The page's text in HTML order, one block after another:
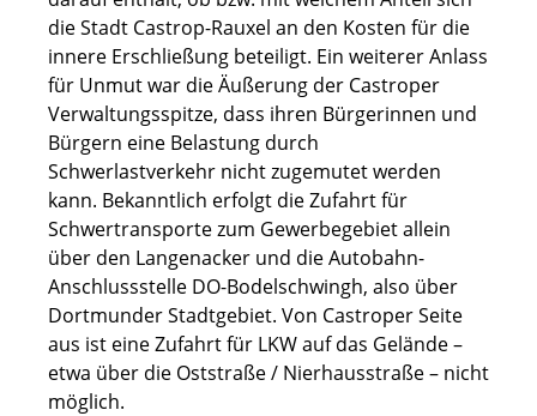
die Stadt Castrop-Rauxel an den Kosten für die
innere Erschließung beteiligt. Ein weiterer Anlass
für Unmut war die Äußerung der Castroper
Verwaltungsspitze, dass ihren Bürgerinnen und
Bürgern eine Belastung durch
Schwerlastverkehr nicht zugemutet werden
kann. Bekanntlich erfolgt die Zufahrt für
Schwertransporte zum Gewerbegebiet allein
über den Langenacker und die Autobahn-
Anschlussstelle DO-Bodelschwingh, also über
Dortmunder Stadtgebiet. Von Castroper Seite
aus ist eine Zufahrt für LKW auf das Gelände –
etwa über die Oststraße / Nierhausstraße – nicht
möglich.